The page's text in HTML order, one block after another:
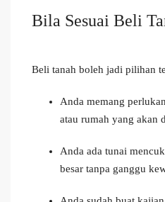
Bila Sesuai Beli
Beli tanah boleh jadi pilihan
Anda memang
atau rumah yang akan
Anda ada tunai
besar tanpa ganggu